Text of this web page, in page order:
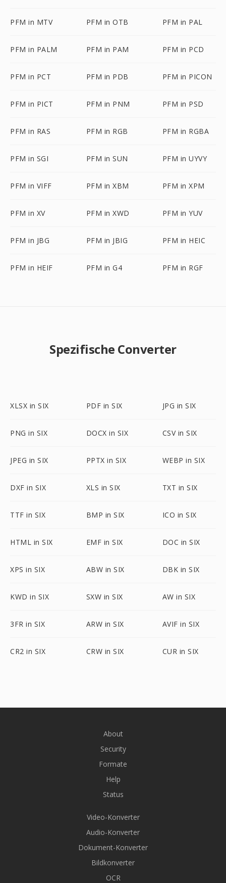
PFM in MTV PFM in OTB PFM in PAL
PFM in PALM PFM in PAM PFM in PCD
PFM in PCT PFM in PDB PFM in PICON
PFM in PICT PFM in PNM PFM in PSD
PFM in RAS PFM in RGB PFM in RGBA
PFM in SGI PFM in SUN PFM in UYVY
PFM in VIFF PFM in XBM PFM in XPM
PFM in XV PFM in XWD PFM in YUV
PFM in JBG PFM in JBIG PFM in HEIC
PFM in HEIF PFM in G4 PFM in RGF
Spezifische Converter
XLSX in SIX PDF in SIX JPG in SIX
PNG in SIX DOCX in SIX CSV in SIX
JPEG in SIX PPTX in SIX WEBP in SIX
DXF in SIX XLS in SIX TXT in SIX
TTF in SIX BMP in SIX ICO in SIX
HTML in SIX EMF in SIX DOC in SIX
XPS in SIX ABW in SIX DBK in SIX
KWD in SIX SXW in SIX AW in SIX
3FR in SIX ARW in SIX AVIF in SIX
CR2 in SIX CRW in SIX CUR in SIX
About
Security
Formate
Help
Status
Video-Konverter
Audio-Konverter
Dokument-Konverter
Bildkonverter
OCR